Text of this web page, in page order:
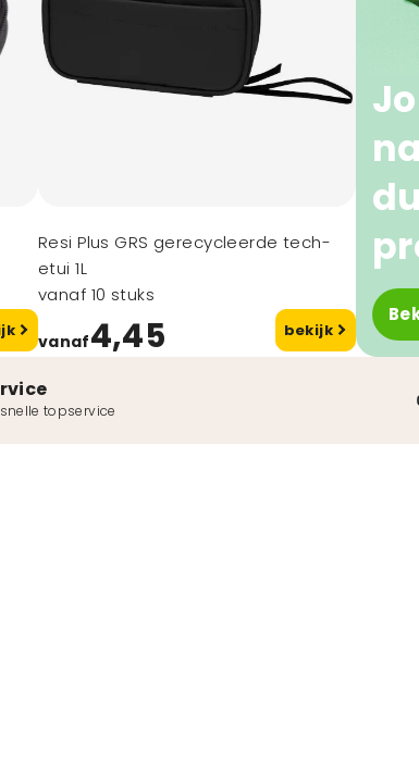
Resi Plus GRS gerecycleerde tech-
etui 1L
vanaf 10 stuks
vanaf4,45 bekijk
topservice